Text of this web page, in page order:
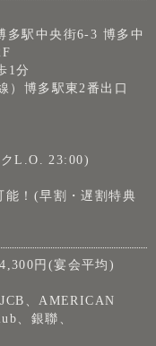
多駅中央街6-3 博多中
1分
）博多駅東2番出口
L.O. 23:00)
！(早割・遅割特典
円(宴会平均)
、AMERICAN
、銀聯、